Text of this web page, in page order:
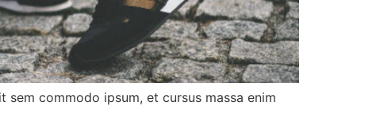
commodo ipsum, et cursus massa enim